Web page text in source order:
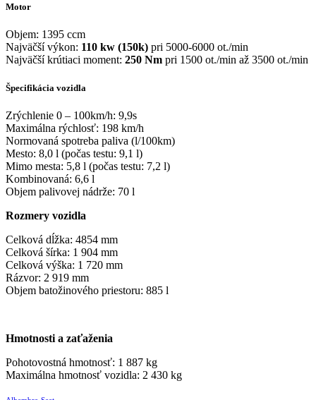
Motor
Objem: 1395 ccm
Najväčší výkon: 110 kw (150k) pri 5000-6000 ot./min
Najväčší krútiaci moment: 250 Nm pri 1500 ot./min až 3500 ot./min
Špecifikácia vozidla
Zrýchlenie 0 – 100km/h: 9,9s
Maximálna rýchlosť: 198 km/h
Normovaná spotreba paliva (l/100km)
Mesto: 8,0 l (počas testu: 9,1 l)
Mimo mesta: 5,8 l (počas testu: 7,2 l)
Kombinovaná: 6,6 l
Objem palivovej nádrže: 70 l
Rozmery vozidla
Celková dĺžka: 4854 mm
Celková šírka: 1 904 mm
Celková výška: 1 720 mm
Rázvor: 2 919 mm
Objem batožinového priestoru: 885 l
Hmotnosti a zaťaženia
Pohotovostná hmotnosť: 1 887 kg
Maximálna hmotnosť vozidla: 2 430 kg